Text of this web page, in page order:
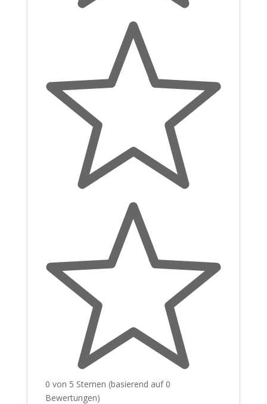
0 von 5 Sternen (basierend auf 0
Bewertungen)